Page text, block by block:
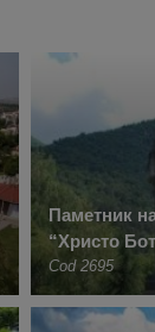
Паметник
“Христо
Cod 2695